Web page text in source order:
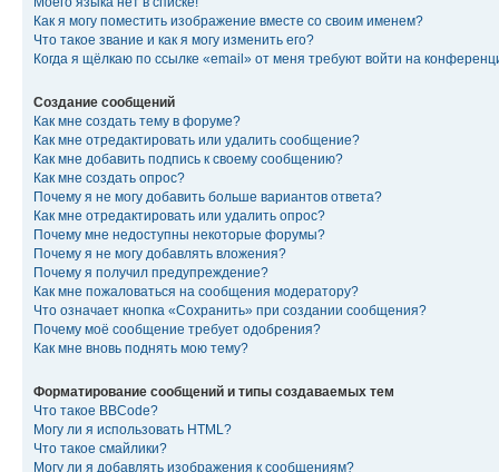
Как я могу поместить изображение вместе со своим именем?
Что такое звание и как я могу изменить его?
Когда я щёлкаю по ссылке «email» от меня требуют войти на
Создание сообщений
Как мне создать тему в форуме?
Как мне отредактировать или удалить сообщение?
Как мне добавить подпись к своему сообщению?
Как мне создать опрос?
Почему я не могу добавить больше вариантов ответа?
Как мне отредактировать или удалить опрос?
Почему мне недоступны некоторые форумы?
Почему я не могу добавлять вложения?
Почему я получил предупреждение?
Как мне пожаловаться на сообщения модератору?
Что означает кнопка «Сохранить» при создании сообщения?
Почему моё сообщение требует одобрения?
Как мне вновь поднять мою тему?
Форматирование сообщений и типы создаваемых тем
Что такое BBCode?
Могу ли я использовать HTML?
Что такое смайлики?
Могу ли я добавлять изображения к сообщениям?